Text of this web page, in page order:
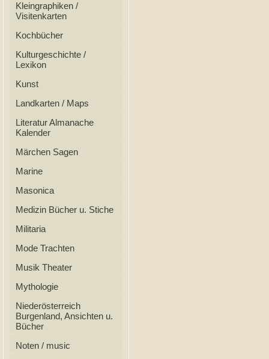
Kleingraphiken /
Visitenkarten
Kochbücher
Kulturgeschichte /
Lexikon
Kunst
Landkarten / Maps
Literatur Almanache
Kalender
Märchen Sagen
Marine
Masonica
Medizin Bücher u. Stiche
Militaria
Mode Trachten
Musik Theater
Mythologie
Niederösterreich
Burgenland, Ansichten u.
Bücher
Noten / music